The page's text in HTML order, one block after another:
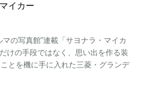
イカー
の写真館”連載「サヨナラ・マイカ
けの手段ではなく、思い出を作る装
とを機に手に入れた三菱・グランデ